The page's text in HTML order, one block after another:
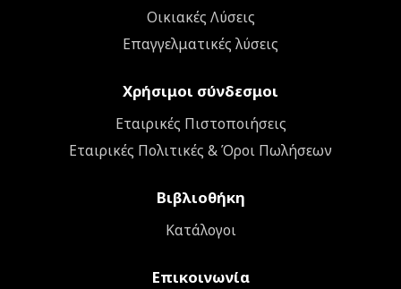
Οικιακές Λύσεις
Επαγγελματικές λύσεις
Χρήσιμοι σύνδεσμοι
Εταιρικές Πιστοποιήσεις
Εταιρικές Πολιτικές & Όροι Πωλήσεων
Βιβλιοθήκη
Κατάλογοι
Επικοινωνία